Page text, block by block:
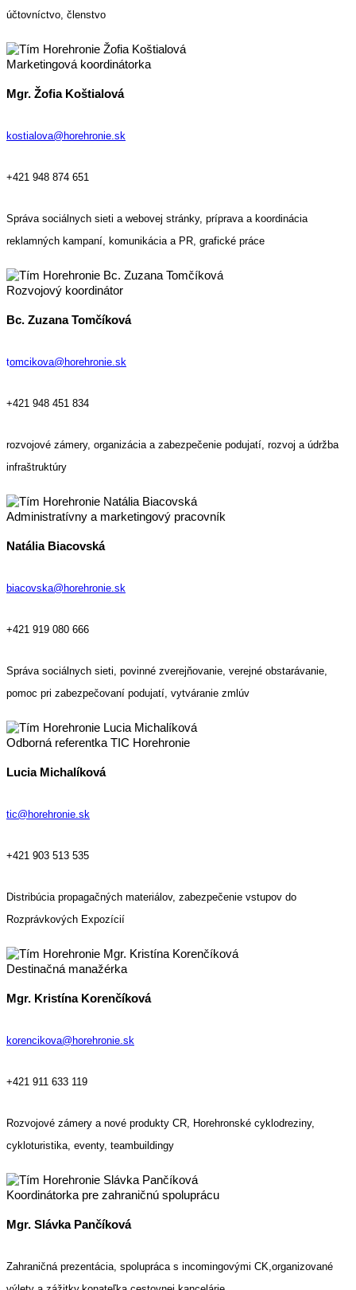
účtovníctvo, členstvo
Marketingová koordinátorka
Mgr. Žofia Koštialová
kostialova@horehronie.sk
+421 948 874 651
Správa sociálnych sieti a webovej stránky, príprava a koordinácia
reklamných kampaní, komunikácia a PR, grafické práce
Rozvojový koordinátor
Bc. Zuzana Tomčíková
tomcikova@horehronie.sk
+421 948 451 834
rozvojové zámery, organizácia a zabezpečenie podujatí, rozvoj a údržba
infraštruktúry
Administratívny a marketingový pracovník
Natália Biacovská
biacovska@horehronie.sk
+421 919 080 666
Správa sociálnych sieti, povinné zverejňovanie, verejné obstarávanie,
pomoc pri zabezpečovaní podujatí, vytváranie zmlúv
Odborná referentka TIC Horehronie
Lucia Michalíková
tic@horehronie.sk
+421 903 513 535
Distribúcia propagačných materiálov, zabezpečenie vstupov do
Rozprávkových Expozícií
Destinačná manažérka
Mgr. Kristína Korenčíková
korencikova@horehronie.sk
+421 911 633 119
Rozvojové zámery a nové produkty CR, Horehronské cyklodreziny,
cykloturistika, eventy, teambuildingy
Koordinátorka pre zahraničnú spoluprácu
Mgr. Slávka Pančíková
Zahraničná prezentácia, spolupráca s incomingovými CK,organizované